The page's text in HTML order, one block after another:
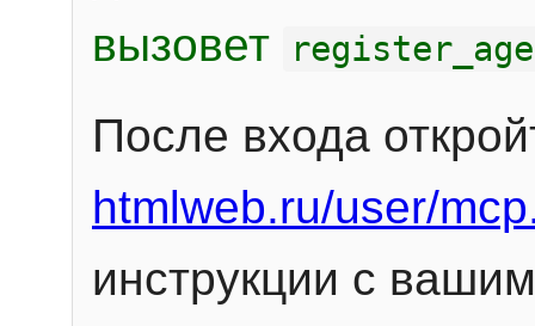
вызовет
После входа
htmlweb.ru/user/
инструкции с